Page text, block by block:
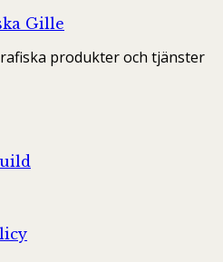
Gille
produkter och tjänster